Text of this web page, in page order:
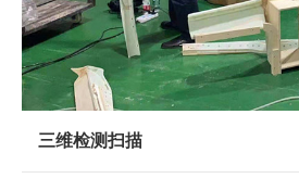
三维检测扫描